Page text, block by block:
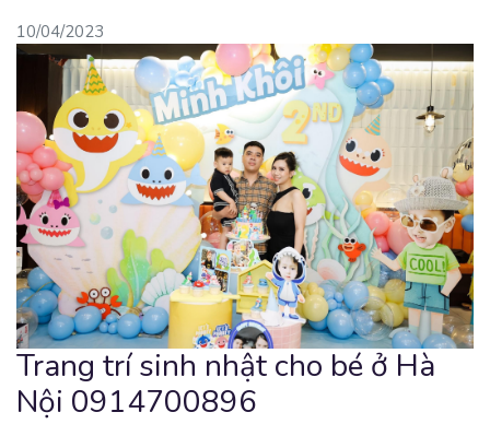
10/04/2023
Trang trí sinh nhật cho bé ở Hà
Nội 0914700896